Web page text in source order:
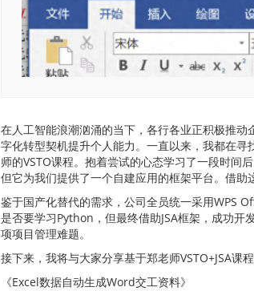
在人工智能浪潮汹涌的当下，各行各业正积极推
字化转型契机提升个人能力。一直以来，我都在
师的VSTO课程。抱着尝试的心态学习了一段时间
但它为我们提供了一个自建应用的框架平台。借助
鉴于国产化替代的需求，公司全员统一采用WPS
是否要学习Python，但最终借助JSA框架，成功开
项项目管理难题。
接下来，我将与大家分享基于郑老师VSTO+JSA课
《Excel数据自动生成Word交工资料》